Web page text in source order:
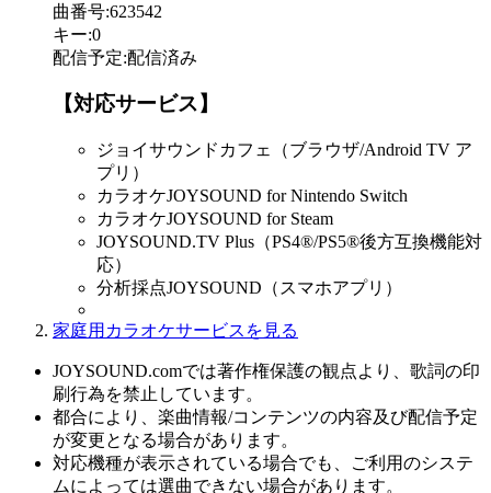
曲番号:623542
キー:0
配信予定:配信済み
【対応サービス】
ジョイサウンドカフェ（ブラウザ/Android TV ア
プリ）
カラオケJOYSOUND for Nintendo Switch
カラオケJOYSOUND for Steam
JOYSOUND.TV Plus（PS4®/PS5®後方互換機能対
応）
分析採点JOYSOUND（スマホアプリ）
家庭用カラオケサービスを見る
JOYSOUND.comでは著作権保護の観点より、歌詞の印
刷行為を禁止しています。
都合により、楽曲情報/コンテンツの内容及び配信予定
が変更となる場合があります。
対応機種が表示されている場合でも、ご利用のシステ
ムによっては選曲できない場合があります。